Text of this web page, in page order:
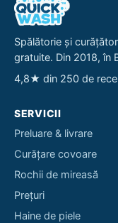
Spălătorie și
gratuite. Din 2018, în
4,8★ din 250 de
SERVICII
Preluare & livrare
Curățare covoare
Rochii de mireasă
Prețuri
Haine de piele